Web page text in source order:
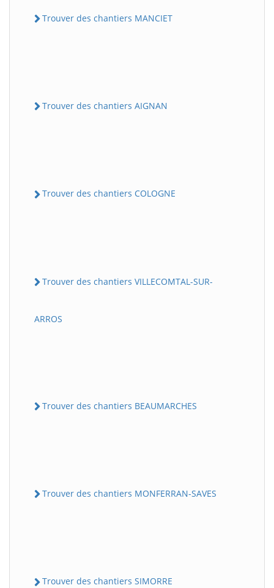
Trouver des chantiers MANCIET
Trouver des chantiers AIGNAN
Trouver des chantiers COLOGNE
Trouver des chantiers VILLECOMTAL-SUR-
ARROS
Trouver des chantiers BEAUMARCHES
Trouver des chantiers MONFERRAN-SAVES
Trouver des chantiers SIMORRE